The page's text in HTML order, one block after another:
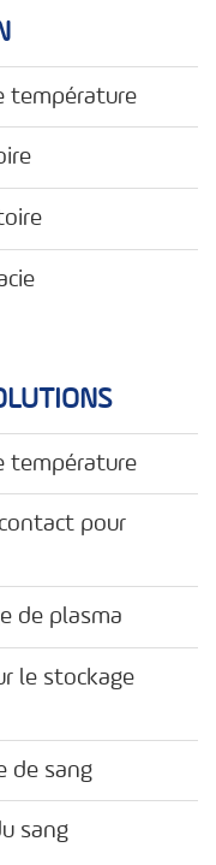
température
température
pour
de plasma
le stockage
de sang
sang